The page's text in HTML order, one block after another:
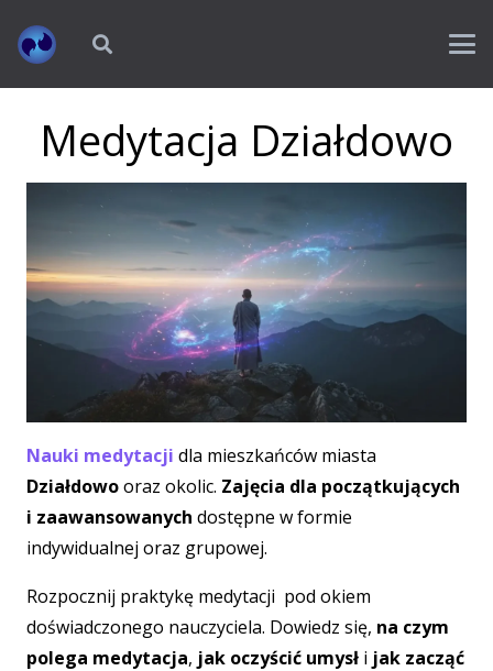
Medytacja Działdowo
Nauki medytacji dla mieszkańców miasta
Działdowooraz okolic. Zajęcia dla początkujących
i zaawansowanych dostępne w formie
indywidualnej oraz grupowej.
Rozpocznij praktykę medytacji pod okiem
doświadczonego nauczyciela. Dowiedz się, na czym
polega medytacja, jak oczyścić umysł i jak zacząć